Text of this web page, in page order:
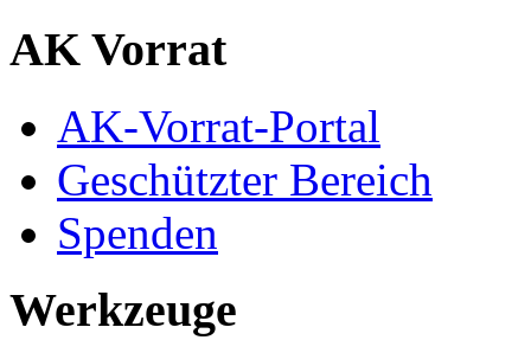
AK Vorrat
AK-Vorrat-Portal
Geschützter Bereich
Spenden
Werkzeuge